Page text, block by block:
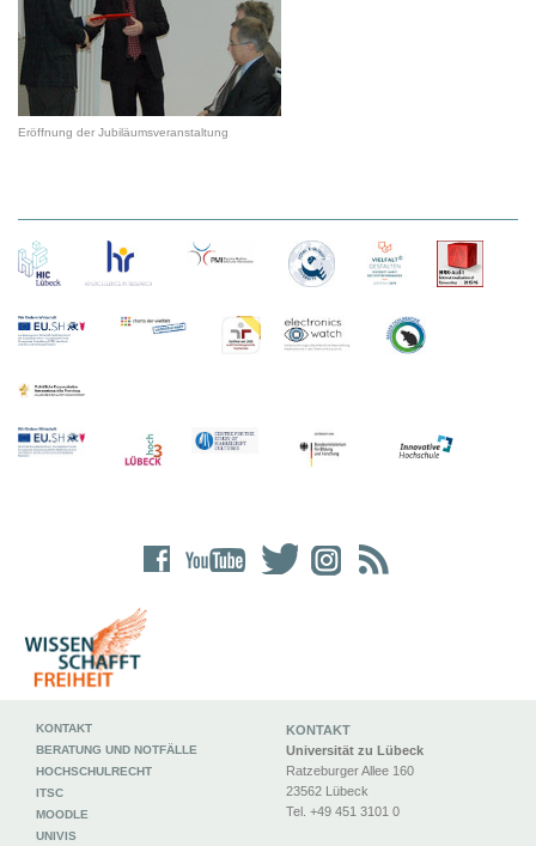
Eröffnung der Jubiläumsveranstaltung
KONTAKT
Universität zu Lübeck
Ratzeburger Allee 160
23562 Lübeck
Tel. +49 451 3101 0
KONTAKT
BERATUNG UND NOTFÄLLE
HOCHSCHULRECHT
ITSC
MOODLE
UNIVIS